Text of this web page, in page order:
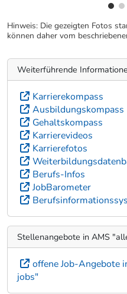
Hinweis: Die gezeigten Fotos
können daher vom
Weiterführende
Karrierekompass
Ausbildungskompass
Gehaltskompass
Karrierevideos
Karrierefotos
Berufs-Infos
JobBarometer
Stellenangebote in AMS
offene Job-Angebote
jobs"